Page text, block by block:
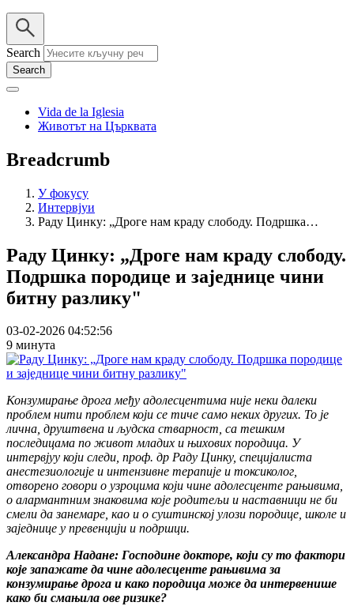
Search
Vida de la Iglesia
Животът на Църквата
Breadcrumb
У фокусу
Интервјуи
Раду Цинку: „Дроге нам краду слободу. Подршка…
Раду Цинку: „Дроге нам краду слободу.
Подршка породице и заједнице чини
битну разлику"
03-02-2026 04:52:56
9 минута
Конзумирање дрога међу адолесцентима није неки далеки
проблем нити проблем који се тиче само неких других. То је
лична, друштвена и људска стварност, са тешким
последицама по живот младих и њихових породица. У
интервјуу који следи, проф. др Раду Цинку, специјалиста
анестезиологије и интензивне терапије и токсиколог,
отворено говори о узроцима који чине адолесценте рањивима,
о алармантним знаковима које родитељи и наставници не би
смели да занемаре, као и о суштинској улози породице, школе и
заједнице у превенцији и подршци.
Александра Надане: Господине докторе, који су то фактори
које запажате да чине адолесценте рањивима за
конзумирање дрога и како породица може да интервенише
како би смањила ове ризике?